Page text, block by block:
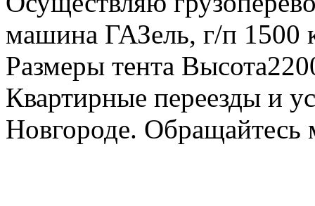
машина ГАЗель, г/п 1500
Размеры тента
Квартирные переезды и
Новгороде.